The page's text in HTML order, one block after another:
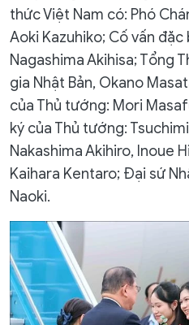
thức Việt Nam có: Phó
Aoki Kazuhiko; Cố vấn
Nagashima Akihisa; Tổng
gia Nhật Bản, Okano
của Thủ tướng: Mori
ký của Thủ tướng:
Nakashima Akihiro, Inoue
Kaihara Kentaro; Đại sứ
Naoki.